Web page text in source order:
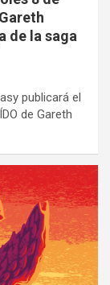
de la saga
publicará el
de Gareth